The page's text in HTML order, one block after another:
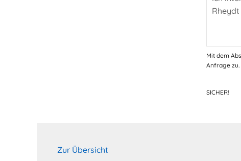
Mit dem
Anfrage
SICHER!
Zur Übersicht